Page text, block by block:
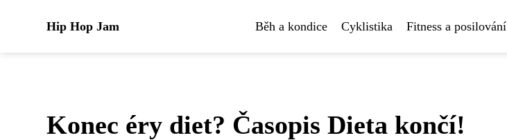
Hip Hop Jam Běh a kondice Cyklistika Fitness a posilování
Konec éry diet? Časopis Dieta končí!